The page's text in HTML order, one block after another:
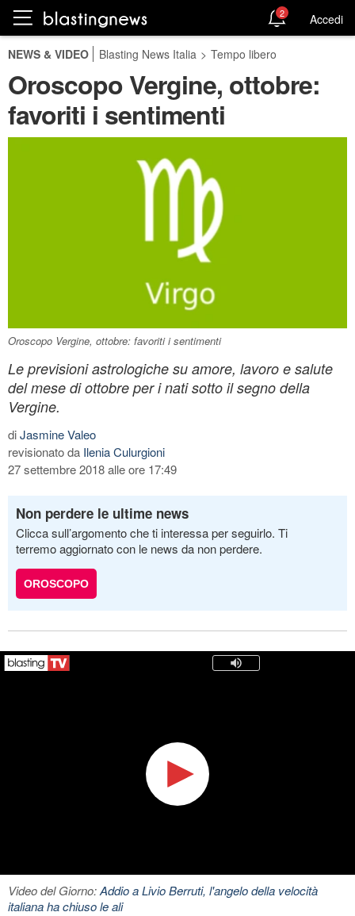
2 Accedi
NEWS & VIDEO Blasting News Italia > Tempo libero
Oroscopo Vergine, ottobre:
favoriti i sentimenti
Oroscopo Vergine, ottobre: favoriti i sentimenti
Le previsioni astrologiche su amore, lavoro e salute
del mese di ottobre per i nati sotto il segno della
Vergine.
diJasmine Valeo
revisionato da Ilenia Culurgioni
27 settembre 2018 alle ore 17:49
Non perdere le ultime news
Clicca sull’argomento che ti interessa per seguirlo. Ti
terremo aggiornato con le news da non perdere.
OROSCOPO
Video del Giorno:Addio a Livio Berruti, l'angelo della velocità
italiana ha chiuso le ali